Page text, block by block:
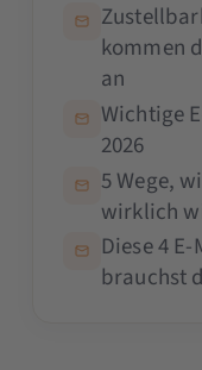
kommen
an
Wichtige
2026
5 Wege,
wirklich
Diese 4
brauchst